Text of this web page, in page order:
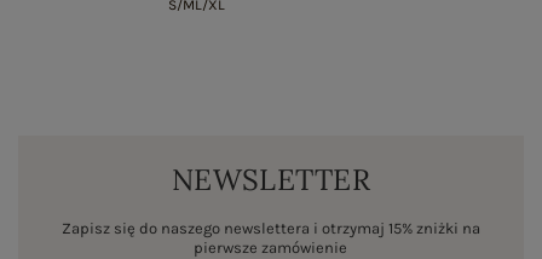
S/ML/XL
NEWSLETTER
Zapisz się do naszego newslettera i otrzymaj 15% zniżki na
pierwsze zamówienie